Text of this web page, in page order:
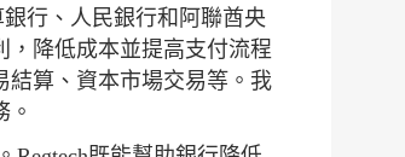
行、人民銀行和阿聯酋央
降低成本並提高支付流程
結算、資本市場交易等。我